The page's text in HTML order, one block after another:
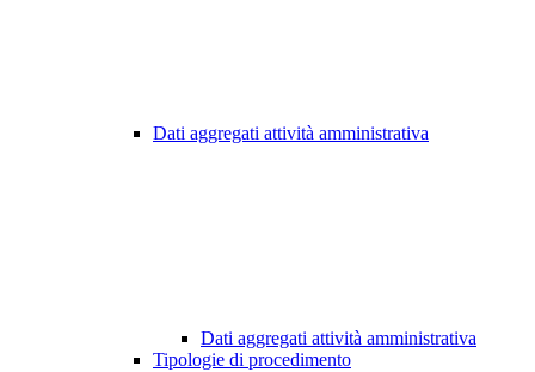
Dati aggregati attività amministrativa
Dati aggregati attività amministrativa
Tipologie di procedimento